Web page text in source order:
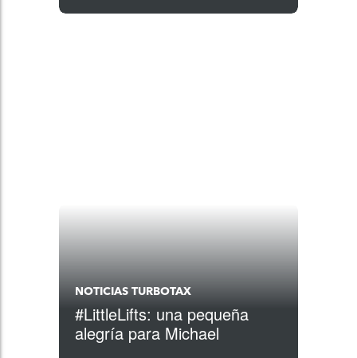
NOTICIAS TURBOTAX
#LittleLifts: una pequeña
alegría para Michael